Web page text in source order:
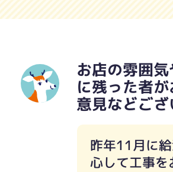
お店の雰囲
に残った者
意見などござ
昨年11月に
心して工事を